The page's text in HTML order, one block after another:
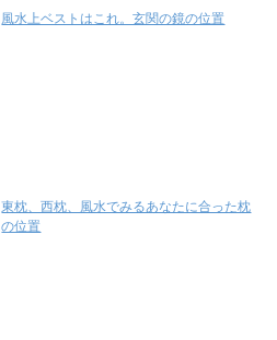
風水上ベストはこれ。玄関の鏡の位置
東枕、西枕、風水でみるあなたに合った枕
の位置